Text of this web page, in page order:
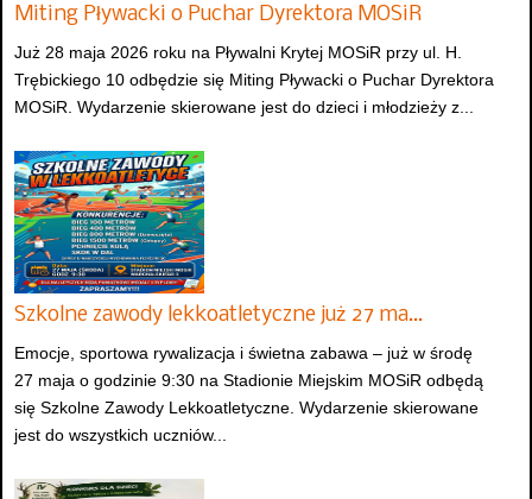
Miting Pływacki o Puchar Dyrektora MOSiR
Już 28 maja 2026 roku na Pływalni Krytej MOSiR przy ul. H.
Trębickiego 10 odbędzie się Miting Pływacki o Puchar Dyrektora
MOSiR. Wydarzenie skierowane jest do dzieci i młodzieży z...
Szkolne zawody lekkoatletyczne już 27 ma…
Emocje, sportowa rywalizacja i świetna zabawa – już w środę
27 maja o godzinie 9:30 na Stadionie Miejskim MOSiR odbędą
się Szkolne Zawody Lekkoatletyczne. Wydarzenie skierowane
jest do wszystkich uczniów...